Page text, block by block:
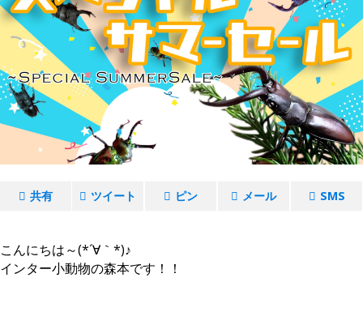
共有 ツイート ピン メール SMS
こんにちは～(*´∀｀*)♪
インター小動物の森本です！！